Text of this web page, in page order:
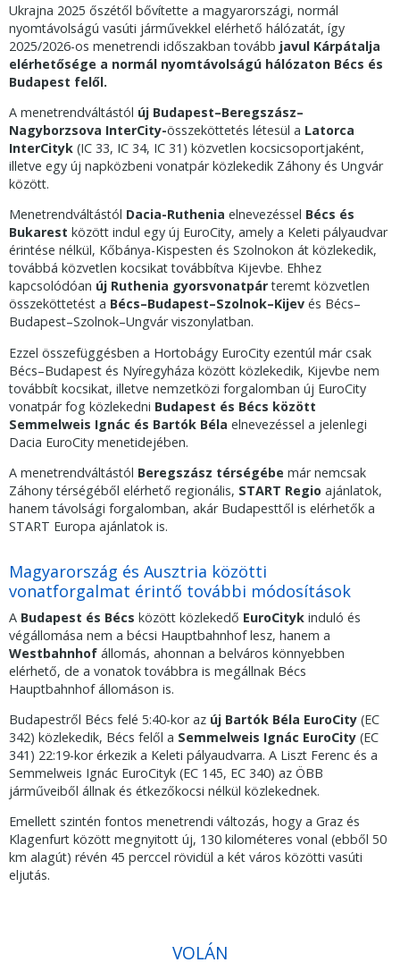
Ukrajna 2025 őszétől bővítette a magyarországi, normál
nyomtávolságú vasúti járművekkel elérhető hálózatát, így
2025/2026-os menetrendi időszakban tovább javul Kárpátalja
elérhetősége a normál nyomtávolságú hálózaton Bécs és
Budapest felől.
A menetrendváltástól új Budapest–Beregszász–
Nagyborzsova InterCity-összeköttetés létesül a Latorca
InterCityk (IC 33, IC 34, IC 31) közvetlen kocsicsoportjaként,
illetve egy új napközbeni vonatpár közlekedik Záhony és Ungvár
között.
Menetrendváltástól Dacia-Ruthenia elnevezéssel Bécs és
Bukarest között indul egy új EuroCity, amely a Keleti pályaudvar
érintése nélkül, Kőbánya-Kispesten és Szolnokon át közlekedik,
továbbá közvetlen kocsikat továbbítva Kijevbe. Ehhez
kapcsolódóan új Ruthenia gyorsvonatpárteremt közvetlen
összeköttetést a Bécs–Budapest–Szolnok–Kijev és Bécs–
Budapest–Szolnok–Ungvár viszonylatban.
Ezzel összefüggésben a Hortobágy EuroCity ezentúl már csak
Bécs–Budapest és Nyíregyháza között közlekedik, Kijevbe nem
továbbít kocsikat, illetve nemzetközi forgalomban új EuroCity
vonatpár fog közlekedni Budapest és Bécs között
Semmelweis Ignác és Bartók Béla elnevezéssel a jelenlegi
Dacia EuroCity menetidejében.
A menetrendváltástól Beregszász térségébe már nemcsak
Záhony térségéből elérhető regionális, START Regio ajánlatok,
hanem távolsági forgalomban, akár Budapesttől is elérhetők a
START Europa ajánlatok is.
Magyarország és Ausztria közötti
vonatforgalmat érintő további módosítások
A Budapest és Bécs között közlekedő EuroCityk induló és
végállomása nem a bécsi Hauptbahnhof lesz, hanem a
Westbahnhof állomás, ahonnan a belváros könnyebben
elérhető, de a vonatok továbbra is megállnak Bécs
Hauptbahnhof állomáson is.
Budapestről Bécs felé 5:40-kor az új Bartók Béla EuroCity (EC
342) közlekedik, Bécs felől a Semmelweis Ignác EuroCity (EC
341) 22:19-kor érkezik a Keleti pályaudvarra. A Liszt Ferenc és a
Semmelweis Ignác EuroCityk (EC 145, EC 340) az ÖBB
járműveiből állnak és étkezőkocsi nélkül közlekednek.
Emellett szintén fontos menetrendi változás, hogy a Graz és
Klagenfurt között megnyitott új, 130 kilométeres vonal (ebből 50
km alagút) révén 45 perccel rövidül a két város közötti vasúti
eljutás.
VOLÁN